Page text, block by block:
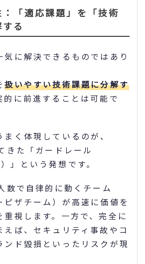
「適応課題」を「技術
る
気に解決できるものではあり
扱いやすい技術課題に分解す
的に前進することは可能で
く体現しているのが、
きた「ガードレール
」という発想です。
数で自律的に動くチーム
ピザチーム）が高速に価値を
重視します。一方で、完全に
えば、セキュリティ事故やコ
ンド毀損といったリスクが現